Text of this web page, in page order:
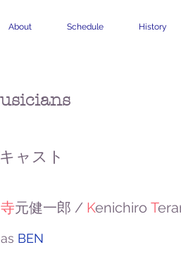
About Schedule History
usicians
ャスト
寺元健一郎 / Kenichiro T
as BEN